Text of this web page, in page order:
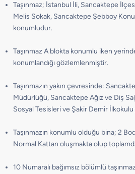
Taşınmaz; İstanbul İli, Sancaktepe
Melis Sokak, Sancaktepe Şebboy
konumludur.
Taşınmaz A blokta konumlu iken
konumlandığı gözlemlenmiştir.
Taşınmazın yakın çevresinde:
Müdürlüğü, Sancaktepe Ağız ve Diş
Sosyal Tesisleri ve Şakir Demir İlkokulu
Taşınmazın konumlu olduğu bina; 2
Normal Kattan oluşmakta olup
10 Numaralı bağımsız bölümlü